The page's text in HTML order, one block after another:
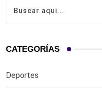
CATEGORÍAS
Deportes